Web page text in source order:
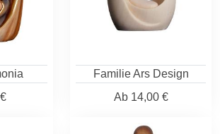
Familie Ars Design
Ab14,00 €